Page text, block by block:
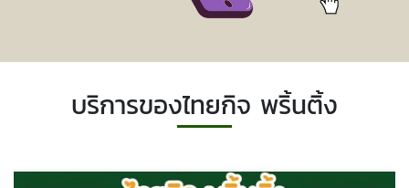
บริการของไทยกิจ พริ้นติ้ง